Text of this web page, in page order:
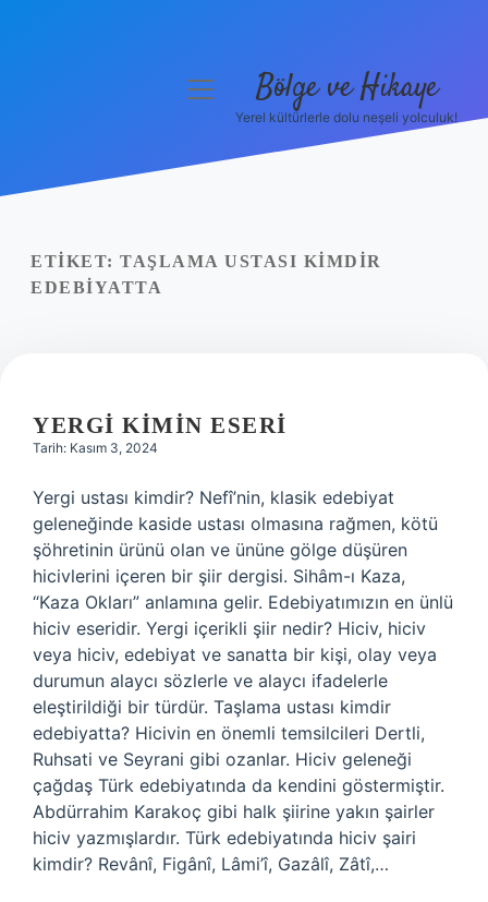
Yasal Uyarı
menüyü
Bölge ve Hikaye
Yerel kültürlerle dolu neşeli yolculuk!
ETIKET: TAŞLAMA USTASI KIMDIR
EDEBIYATTA
YERGI KIMIN ESERI
Tarih: Kasım 3, 2024
Yergi ustası kimdir? Nefî’nin, klasik edebiyat
geleneğinde kaside ustası olmasına rağmen, kötü
şöhretinin ürünü olan ve ününe gölge düşüren
hicivlerini içeren bir şiir dergisi. Sihâm-ı Kaza,
“Kaza Okları” anlamına gelir. Edebiyatımızın en ünlü
hiciv eseridir. Yergi içerikli şiir nedir? Hiciv, hiciv
veya hiciv, edebiyat ve sanatta bir kişi, olay veya
durumun alaycı sözlerle ve alaycı ifadelerle
eleştirildiği bir türdür. Taşlama ustası kimdir
edebiyatta? Hicivin en önemli temsilcileri Dertli,
Ruhsati ve Seyrani gibi ozanlar. Hiciv geleneği
çağdaş Türk edebiyatında da kendini göstermiştir.
Abdürrahim Karakoç gibi halk şiirine yakın şairler
hiciv yazmışlardır. Türk edebiyatında hiciv şairi
kimdir? Revânî, Figânî, Lâmi’î, Gazâlî, Zâtî,…